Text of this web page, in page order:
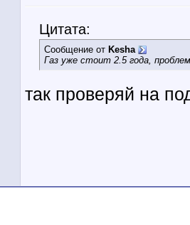
Цитата:
Сообщение от Kesha
Газ уже стоит 2.5 года,
так проверяй на